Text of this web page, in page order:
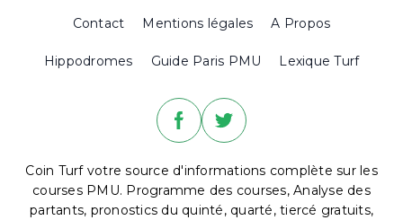
Contact Mentions légales A Propos
Hippodromes Guide Paris PMU Lexique Turf
Coin Turf votre source d'informations complète sur les
courses PMU. Programme des courses, Analyse des
partants, pronostics du quinté, quarté, tiercé gratuits,